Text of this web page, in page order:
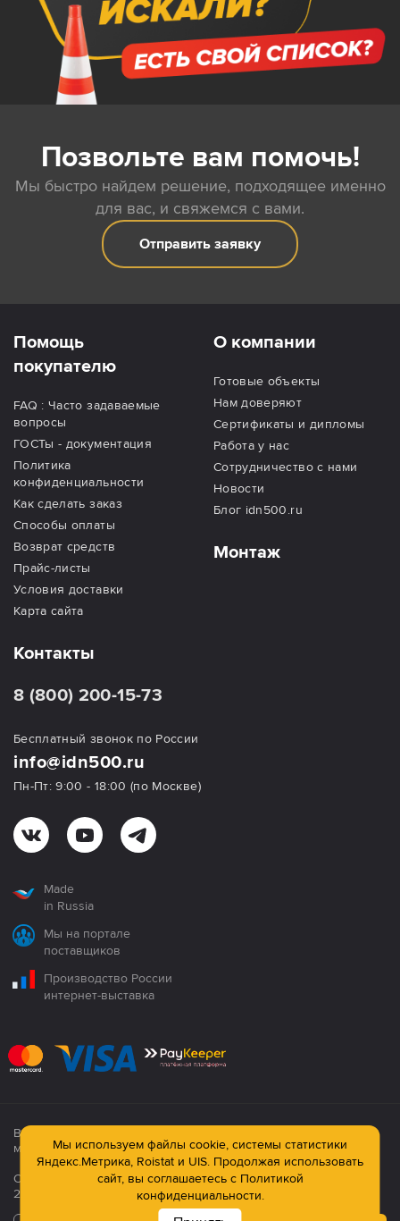
Позвольте вам помочь!
Мы быстро найдем решение, подходящее именно
для вас, и свяжемся с вами.
Отправить заявку
Помощь
покупателю
FAQ : Часто задаваемые
вопросы
ГОСТы - документация
Политика
конфиденциальности
Как сделать заказ
Способы оплаты
Возврат средств
Прайс-листы
Условия доставки
Карта сайта
О компании
Готовые объекты
Нам доверяют
Сертификаты и дипломы
Работа у нас
Сотрудничество с нами
Новости
Блог idn500.ru
Монтаж
Контакты
8 (800) 200-15-73
Бесплатный звонок по России
info@idn500.ru
Пн-Пт: 9:00 - 18:00 (по Москве)
Made
in Russia
Мы на портале
поставщиков
Производство России
интернет-выставка
Все продукция сертифицирована. Использование
материалов сайта строго запрещено!
Официальный сайт компании: © ООО ПК «Технология»,
2003—2026
Мы используем файлы cookie, системы статистики
Яндекс.Метрика, Roistat и UIS. Продолжая использовать
сайт, вы соглашаетесь с Политикой
конфиденциальности.